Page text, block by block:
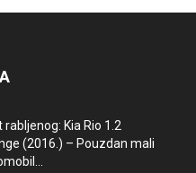
rabljenog: Kia Rio 1.2
(2016.) – Pouzdan mali